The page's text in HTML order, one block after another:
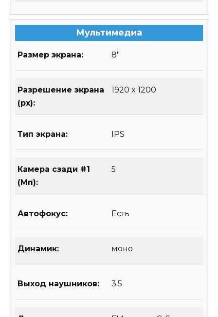
Мультимедиа
Размер экрана: 8″
Разрешение экрана
(px):
1920 x 1200
Тип экрана: IPS
Камера сзади #1
(Мп):
5
Автофокус: Есть
Динамик: моно
Выход наушников: 3.5